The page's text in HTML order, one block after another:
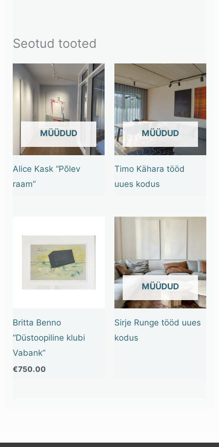
Seotud tooted
OUT OF STOCK
Alice Kask “Põlev
raam”
OUT OF STOCK
Timo Kähara tööd
uues kodus
Britta Benno
“Düstoopiline klubi
Vabank”
€750.00
OUT OF STOCK
Sirje Runge tööd uues
kodus